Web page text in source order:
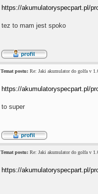
https://akumulatoryspecpart.pl/
tez to mam jest spoko
Temat postu:Re: Jaki akumulator do golfa v
https://akumulatoryspecpart.pl/
to super
Temat postu:Re: Jaki akumulator do golfa v
https://akumulatoryspecpart.pl/